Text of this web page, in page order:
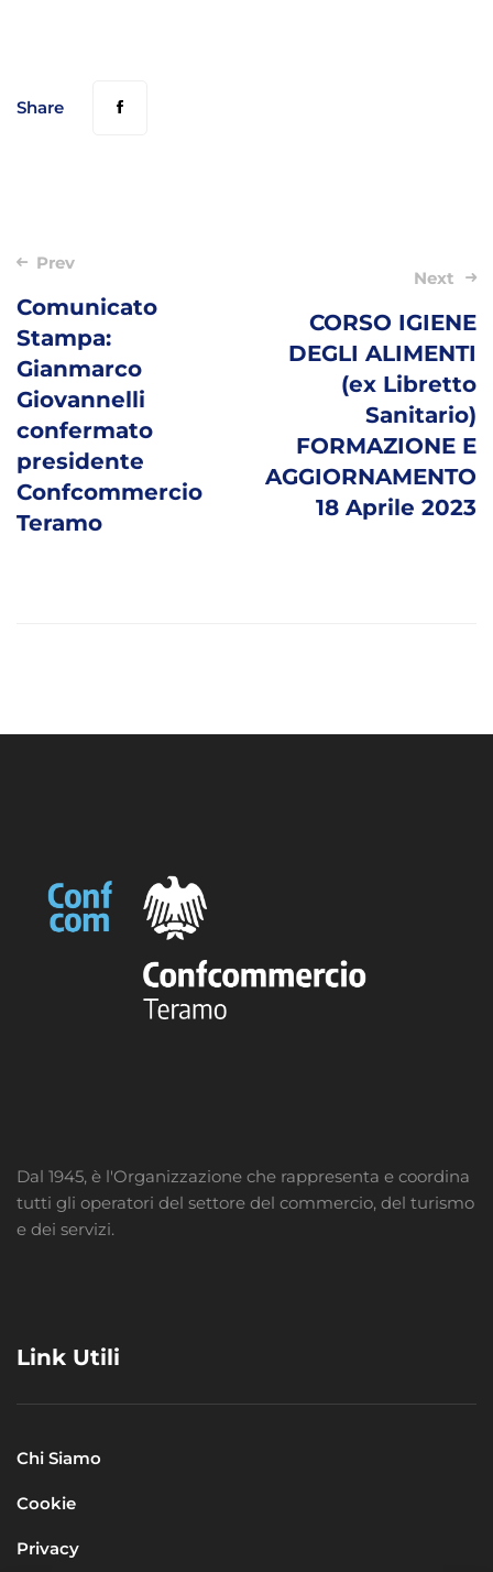
Share
Post
navigation
Prev
Comunicato
Stampa:
Gianmarco
Giovannelli
confermato
presidente
Confcommercio
Teramo
Next
CORSO IGIENE
DEGLI ALIMENTI
(ex Libretto
Sanitario)
FORMAZIONE E
AGGIORNAMENTO
18 Aprile 2023
Dal 1945, è l'Organizzazione che rappresenta e coordina
tutti gli operatori del settore del commercio, del turismo
e dei servizi.
Link Utili
Chi Siamo
Cookie
Privacy